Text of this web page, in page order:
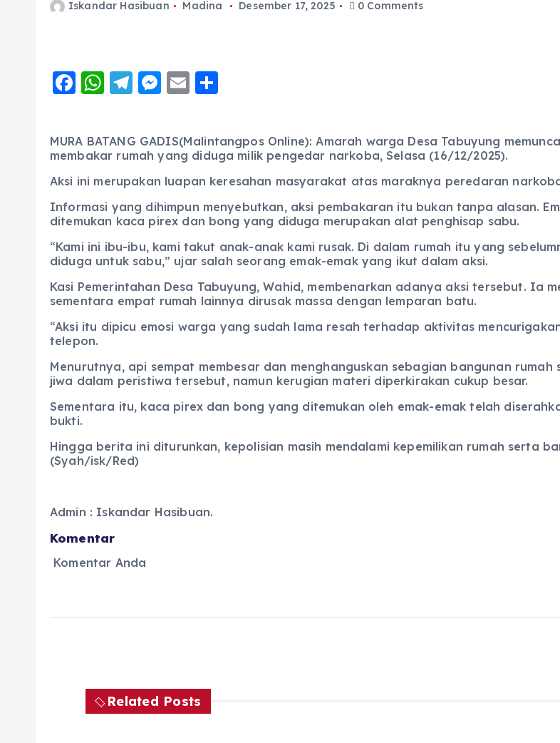
Iskandar Hasibuan Madina Desember 17, 2025 0 Comments
F
e
b
o
k
W
ts
A
p
p
T
g
r
m
M
e
n
g
er
E
l
re
MURA BATANG GADIS(Malintangpos Online): Amarah warga Desa Tabuyung
membakar rumah yang diduga milik pengedar narkoba, Selasa (16/12/2025).
Aksi ini merupakan luapan keresahan masyarakat atas maraknya peredaran
Informasi yang dihimpun menyebutkan, aksi pembakaran itu bukan tanpa alasan.
ditemukan kaca pirex dan bong yang diduga merupakan alat penghisap sabu.
“Kami ini ibu-ibu, kami takut anak-anak kami rusak. Di dalam rumah itu yang
diduga untuk sabu,” ujar salah seorang emak-emak yang ikut dalam aksi.
Kasi Pemerintahan Desa Tabuyung, Wahid, membenarkan adanya aksi tersebut. Ia
sementara empat rumah lainnya dirusak massa dengan lemparan batu.
“Aksi itu dipicu emosi warga yang sudah lama resah terhadap aktivitas
telepon.
Menurutnya, api sempat membesar dan menghanguskan sebagian bangunan
jiwa dalam peristiwa tersebut, namun kerugian materi diperkirakan cukup besar.
Sementara itu, kaca pirex dan bong yang ditemukan oleh emak-emak telah
bukti.
Hingga berita ini diturunkan, kepolisian masih mendalami kepemilikan rumah serta
(Syah/isk/Red)
Admin : Iskandar Hasibuan.
Komentar
Komentar Anda
Related Posts